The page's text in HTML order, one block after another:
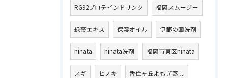
RG92プロテインドリンク 福岡スムージー
緑藻エキス 保湿オイル 伊都の国洗剤
hinata hinata洗剤 福岡市東区hinata
スギ ヒノキ 香住ヶ丘よもぎ蒸し